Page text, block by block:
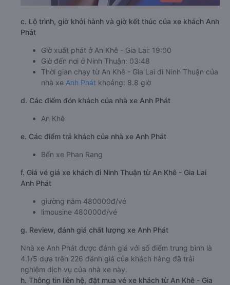
c. Lộ trình, giờ khởi hành và giờ kết thúc của xe khách Anh
Phát
Giờ xuất phát ở An Khê - Gia Lai: 19:00
Giờ đến nơi ở Ninh Thuận: 03:48
Thời gian chạy từ An Khê - Gia Lai đi Ninh Thuận của
nhà xe Anh Phát khoảng: 8.8 giờ
d. Các điểm đón khách của nhà xe Anh Phát
An Khê
e. Các điểm trả khách của nhà xe Anh Phát
Bến xe Phan Rang
f. Giá vé giá xe khách đi Ninh Thuận từ An Khê - Gia Lai
Anh Phát
giường nằm 480000đ/vé
limousine 480000đ/vé
g. Review, đánh giá chất lượng xe Anh Phát
Nhà xe Anh Phát được đánh giá với số điểm trung bình là
4.1/5 dựa trên 226 đánh giá của khách hàng đã trải
nghiệm dịch vụ của nhà xe này.
h. Thông tin liên hệ, đặt mua vé xe khách từ An Khê - Gia